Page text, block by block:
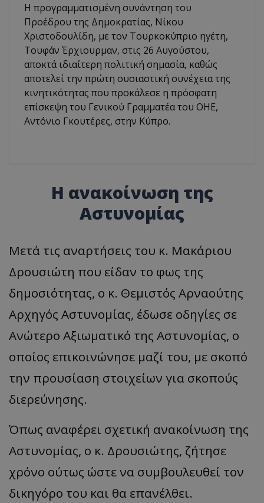
Η προγραμματισμένη συνάντηση του
Προέδρου της Δημοκρατίας, Νίκου
Χριστοδουλίδη, με τον Τουρκοκύπριο ηγέτη,
Τουφάν Έρχιουρμαν, στις 26 Αυγούστου,
αποκτά ιδιαίτερη πολιτική σημασία, καθώς
αποτελεί την πρώτη ουσιαστική συνέχεια της
κινητικότητας που προκάλεσε η πρόσφατη
επίσκεψη του Γενικού Γραμματέα του ΟΗΕ,
Αντόνιο Γκουτέρες, στην Κύπρο.
Η ανακοίνωση της
Αστυνομίας
Μετά τις αναρτήσεις του κ. Μακάριου
Δρουσιώτη που είδαν το φως της
δημοσιότητας, ο κ. Θεμιστός Αρναούτης
Αρχηγός Αστυνομίας, έδωσε οδηγίες σε
Ανώτερο Αξιωματικό της Αστυνομίας, ο
οποίος επικοινώνησε μαζί του, με σκοπό
την προυσίαση στοιχείων για σκοπούς
διερεύνησης.
Όπως αναφέρει σχετική ανακοίνωση της
Αστυνομίας, ο κ. Δρουσιώτης, ζήτησε
χρόνο ούτως ώστε να συμβουλευθεί τον
δικηγόρο του και θα επανέλθει.